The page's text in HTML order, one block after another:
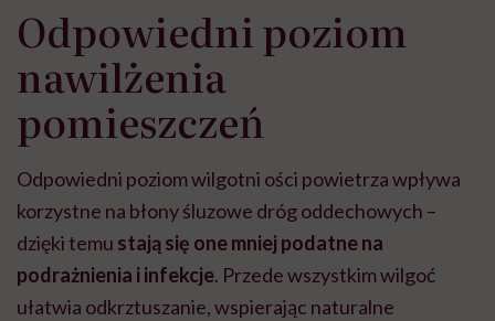
Odpowiedni poziom
nawilżenia
pomieszczeń
Odpowiedni poziom wilgotni ości powietrza wpływa
korzystne na błony śluzowe dróg oddechowych –
dzięki temu stają się one mniej podatne na
podrażnienia i infekcje. Przede wszystkim wilgoć
ułatwia odkrztuszanie, wspierając naturalne